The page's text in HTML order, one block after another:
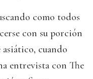
como todos
con su porción
cuando
entrevista con The